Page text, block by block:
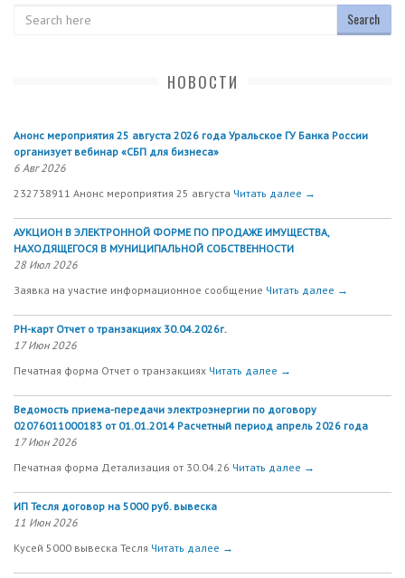
НОВОСТИ
Анонс мероприятия 25 августа 2026 года Уральское ГУ Банка России
организует вебинар «СБП для бизнеса»
6 Авг 2026
232738911 Анонс мероприятия 25 августа Читать далее →
АУКЦИОН В ЭЛЕКТРОННОЙ ФОРМЕ ПО ПРОДАЖЕ ИМУЩЕСТВА,
НАХОДЯЩЕГОСЯ В МУНИЦИПАЛЬНОЙ СОБСТВЕННОСТИ
28 Июл 2026
Заявка на участие информационное сообщение Читать далее →
РН-карт Отчет о транзакциях 30.04.2026г.
17 Июн 2026
Печатная форма Отчет о транзакциях Читать далее →
Ведомость приема-передачи электроэнергии по договору
02076011000183 от 01.01.2014 Расчетный период апрель 2026 года
17 Июн 2026
Печатная форма Детализация от 30.04.26 Читать далее →
ИП Тесля договор на 5000 руб. вывеска
11 Июн 2026
Кусей 5000 вывеска Тесля Читать далее →